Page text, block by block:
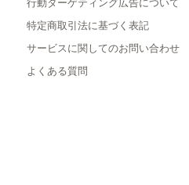
特定商取引法に基づく表記
サービスに関してのお問い合わせ
よくある質問